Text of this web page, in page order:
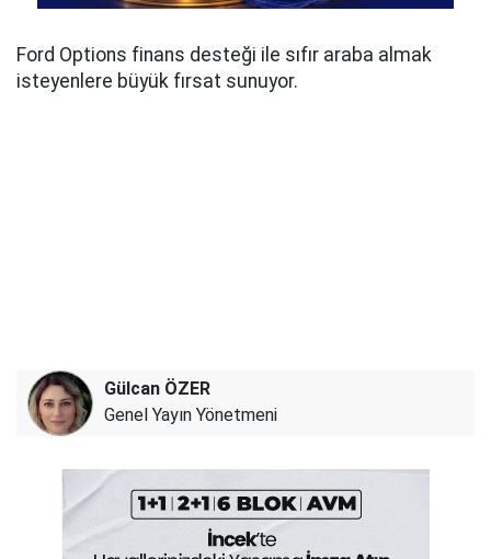
Ford Options finans desteği ile sıfır araba almak
isteyenlere büyük fırsat sunuyor.
Gülcan ÖZER
Genel Yayın Yönetmeni